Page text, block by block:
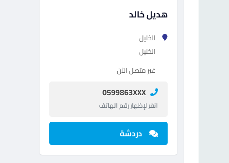
هديل خالد
الخليل
الخليل
غير متصل الآن
0599863XXX
انقر لإظهار رقم الهاتف
دردشة